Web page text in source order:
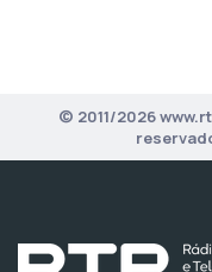
© 2011/2026